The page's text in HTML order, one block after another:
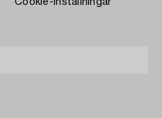
Cookie-inställningar